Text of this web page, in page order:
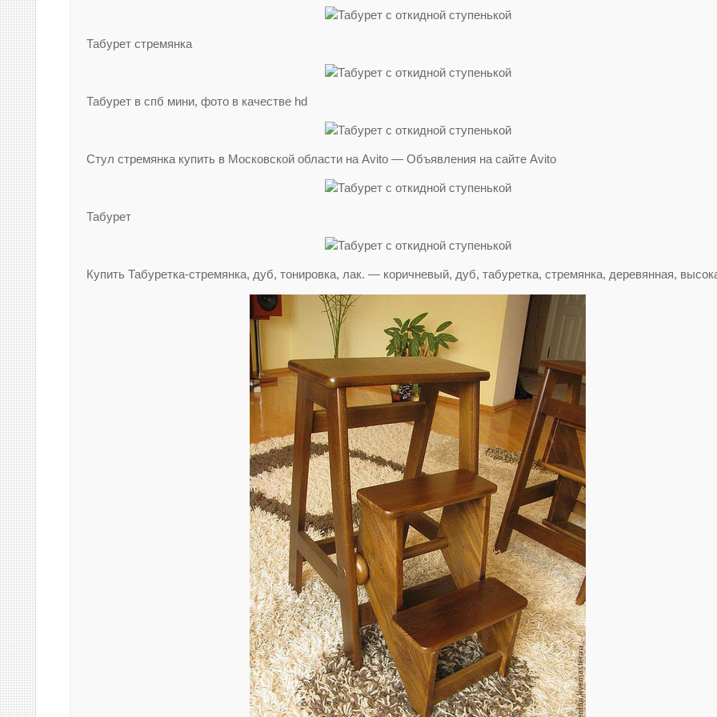
Табурет стремянка
Табурет в спб мини, фото в качестве hd
Стул стремянка купить в Московской области на Avito — Объявления на сайте Avito
Табурет
Купить Табуретка-стремянка, дуб, тонировка, лак. — коричневый, дуб, табуретка, стремянка, деревянная,